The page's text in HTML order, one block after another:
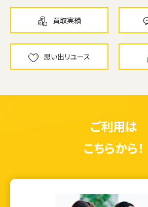
買取実績
思い出リユース
ご利用は
こちらから！